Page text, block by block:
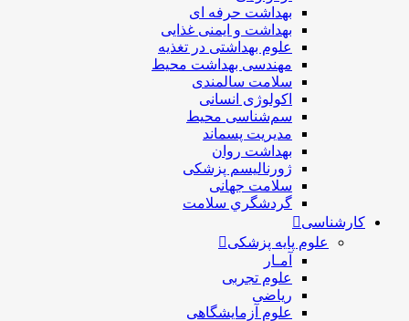
بهداشت حرفه ای
بهداشت و ایمنی غذایی
علوم بهداشتی در تغذیه
مهندسی بهداشت محيط
سلامت سالمندی
اکولوژی انسانی
سم‌شناسی محیط
مدیریت پسماند
بهداشت روان
ژورنالیسم پزشکی
سلامت جهانی
گردشگري سلامت
کارشناسی
علوم پایه پزشکی
آمـار
علوم تجربی
ریاضی
علوم آزمایشگاهی